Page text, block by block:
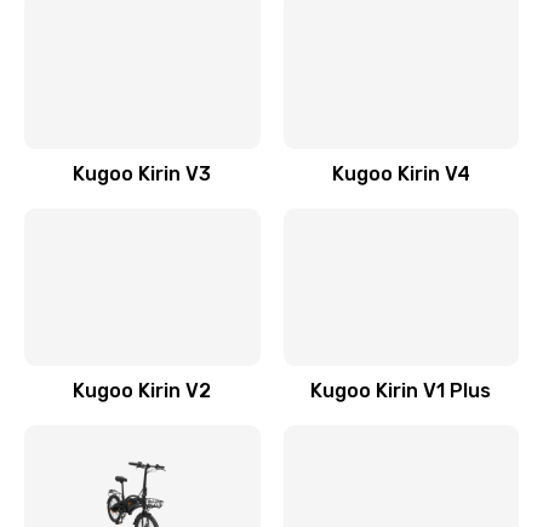
Kugoo Kirin V3 Kugoo Kirin V4
Kugoo Kirin V2 Kugoo Kirin V1 Plus